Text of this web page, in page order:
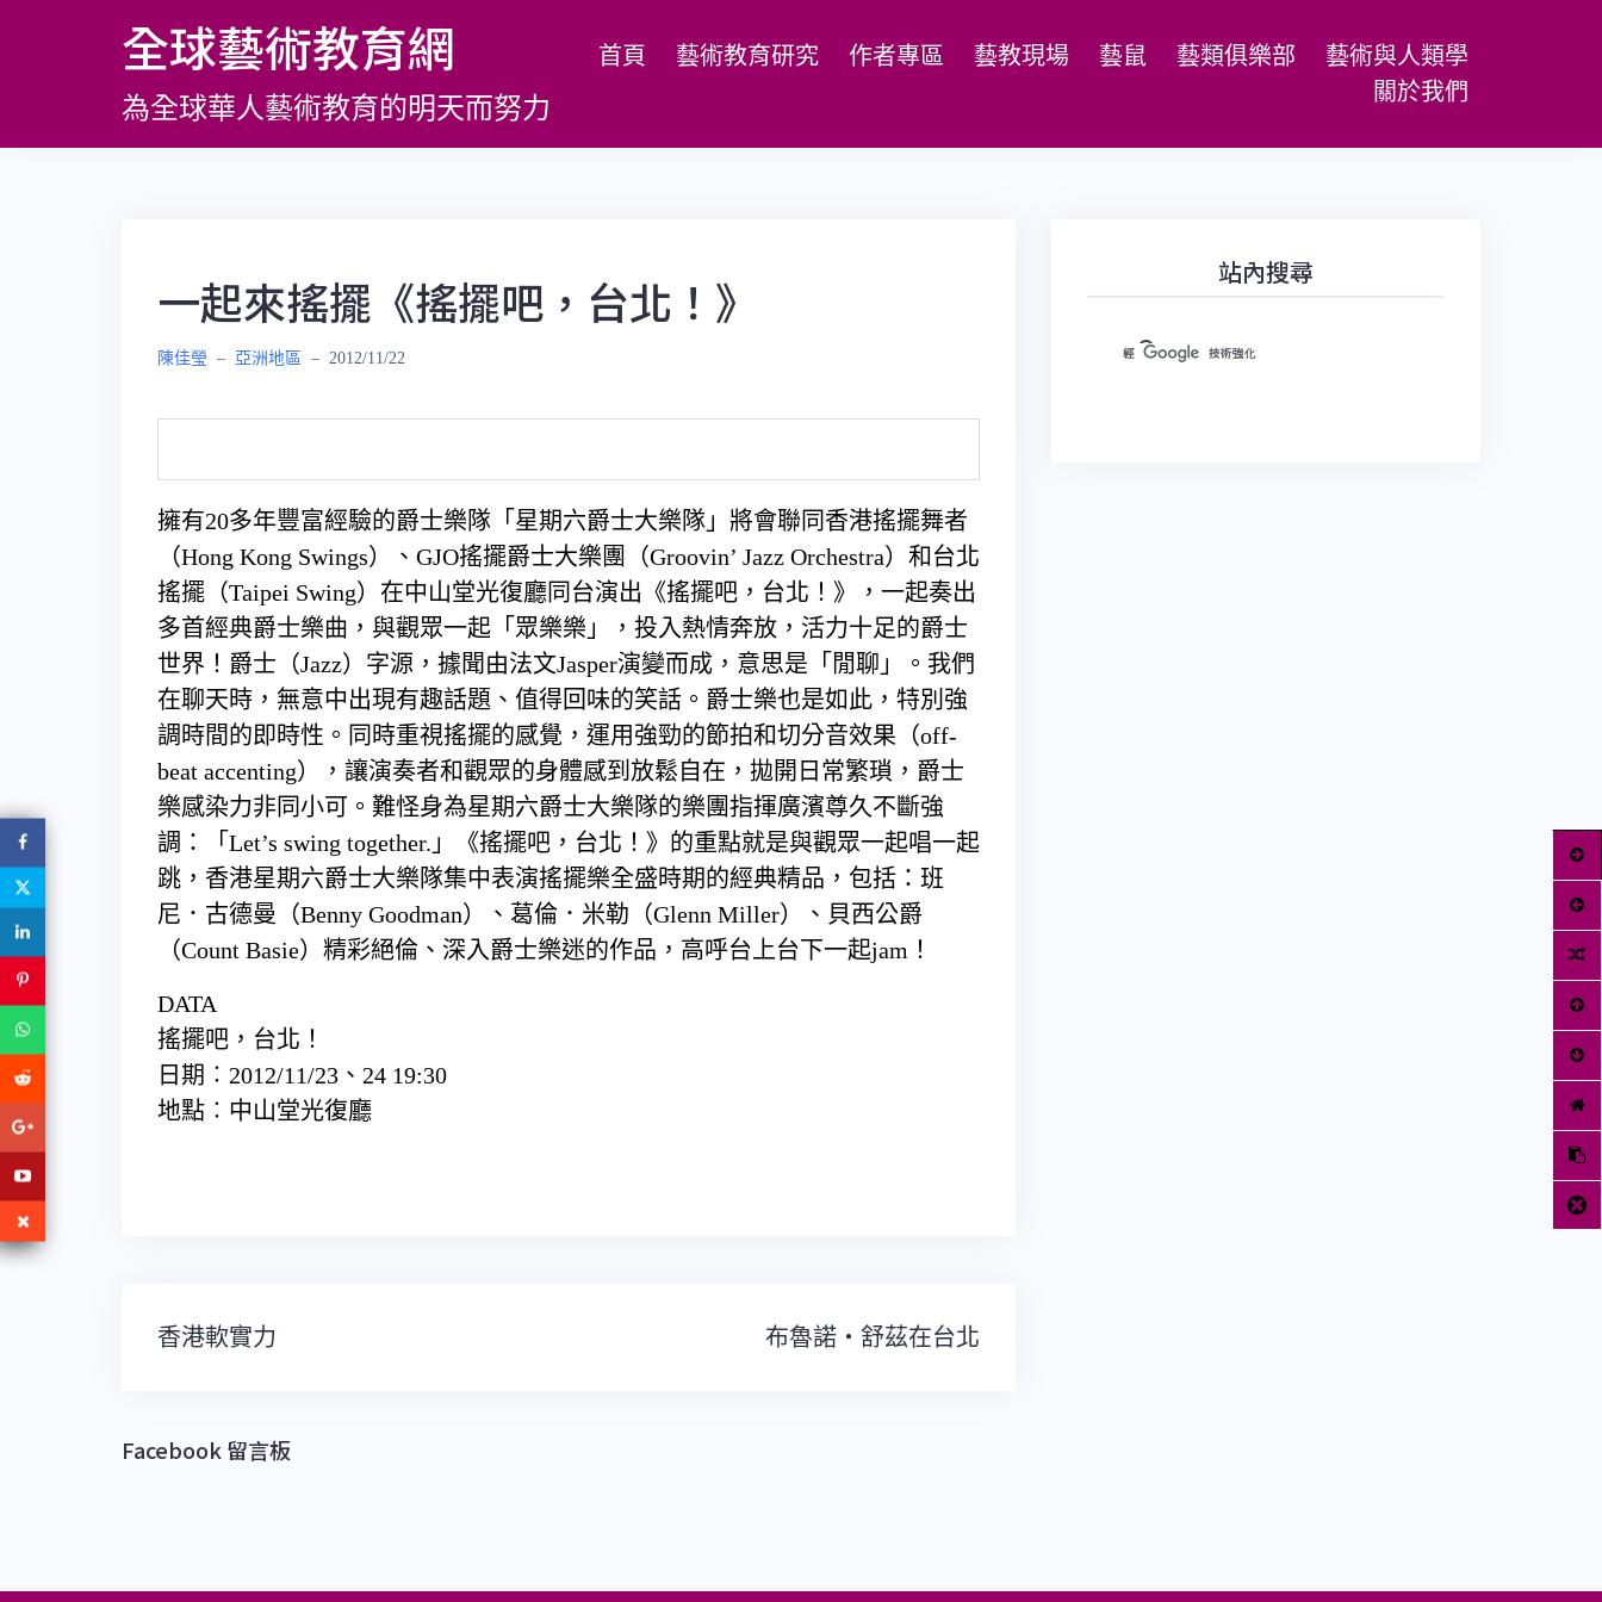
全球藝術教育網
為全球華人藝術教育的明天而努力
首頁 藝術教育研究 作者專區 藝教現場 藝鼠 藝類俱樂部
藝術與人類學
關於我們
一起來搖擺《搖擺吧，台北！》
陳佳瑩 – 亞洲地區 – 2012/11/22
擁有20多年豐富經驗的爵士樂隊「星期六爵士大樂隊」將會聯同香港搖擺舞者
（Hong Kong Swings）、GJO搖擺爵士大樂團（Groovin’ Jazz Orchestra）和台北
搖擺（Taipei Swing）在中山堂光復廳同台演出《搖擺吧，台北！》，一起奏出
多首經典爵士樂曲，與觀眾一起「眾樂樂」，投入熱情奔放，活力十足的爵士
世界！爵士（Jazz）字源，據聞由法文Jasper演變而成，意思是「閒聊」。我們
在聊天時，無意中出現有趣話題、值得回味的笑話。爵士樂也是如此，特別強
調時間的即時性。同時重視搖擺的感覺，運用強勁的節拍和切分音效果（off-
beat accenting），讓演奏者和觀眾的身體感到放鬆自在，拋開日常繁瑣，爵士
樂感染力非同小可。難怪身為星期六爵士大樂隊的樂團指揮廣濱尊久不斷強
調：「Let’s swing together.」《搖擺吧，台北！》的重點就是與觀眾一起唱一起
跳，香港星期六爵士大樂隊集中表演搖擺樂全盛時期的經典精品，包括：班
尼．古德曼（Benny Goodman）、葛倫．米勒（Glenn Miller）、貝西公爵
（Count Basie）精彩絕倫、深入爵士樂迷的作品，高呼台上台下一起jam！
DATA
搖擺吧，台北！
日期︰2012/11/23、24 19:30
地點︰中山堂光復廳
文
覽
香港軟實力 布魯諾‧舒茲在台北
Facebook 留言板
站內搜尋